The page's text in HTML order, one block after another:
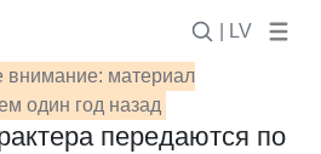
| LV
внимание: материал
один год назад
передаются по